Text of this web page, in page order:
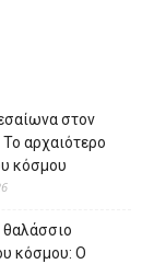
στον
αρχαιότερο
κόσμου
θαλάσσιο
κόσμου: Ο